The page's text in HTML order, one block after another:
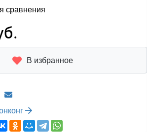
сравнения
В избранное